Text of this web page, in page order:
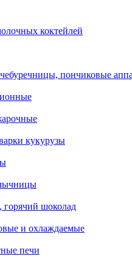
коктейлей
пончиковые
кукурузы
шоколад
и охлаждаемые
печи